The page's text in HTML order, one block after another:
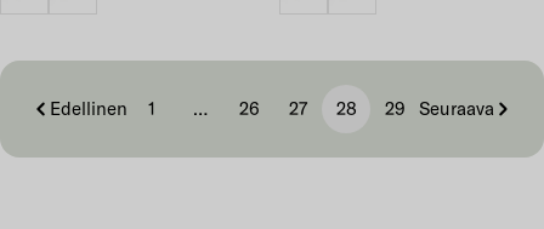
Edellinen 1 … 26 27 28 29 Seuraava